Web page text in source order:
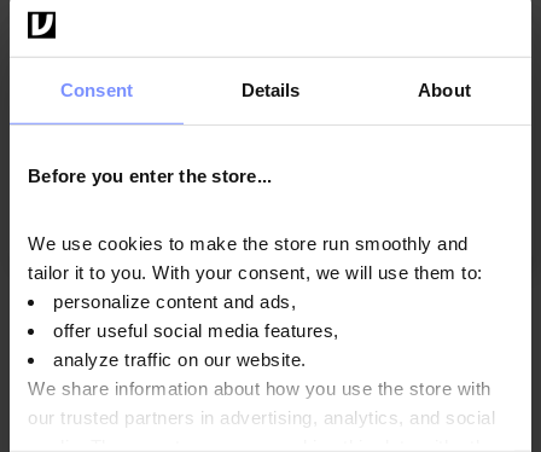
Consent Details About
Before you enter the store...
We use cookies to make the store run smoothly and
tailor it to you. With your consent, we will use them to:
personalize content and ads,
offer useful social media features,
analyze traffic on our website.
We share information about how you use the store with
our trusted partners in advertising, analytics, and social
raccolte e verificate da
5 90%
4
Come raccogliamo le recensioni?
Recensioni clienti